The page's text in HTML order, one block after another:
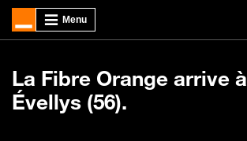
La Fibre Orange arrive à
Évellys (56).